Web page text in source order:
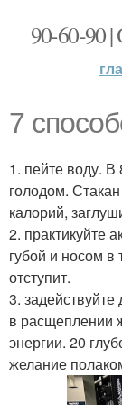
90-60-
7
1. пейте воду.
голодом.
калорий,
2. практикуйте
губой и носом в
отступит.
3.
в расщеплении
энергии. 20
желание